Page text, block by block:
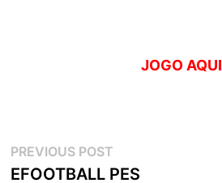
JOGO AQUI
Navegação
PREVIOUS POSTPrevious
post:
EFOOTBALL PES